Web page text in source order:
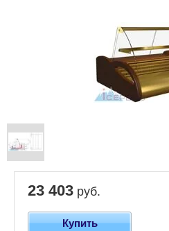
23 403 руб.
Купить